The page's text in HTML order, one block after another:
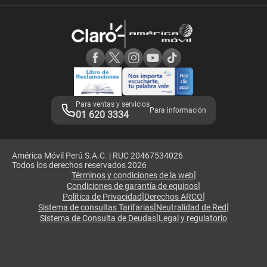
Consulta de IMEI
Consulta de reclamos
Adquirientes iPhone 6, 6S y SE
Mensaje de Seguridad
Términos y Condiciones de Tienda Claro
Libro de Reclamaciones
Legales de marketplace
Para ventas y servicios
01 620 3334 Para información
América Móvil Perú S.A.C. | RUC 20467534026
Todos los derechos reservados 2026
Términos y condiciones de la web|
Condiciones de garantía de equipos|
Política de Privacidad|Derechos ARCO|
Sistema de consultas Tarifarias|Neutralidad de Red|
Sistema de Consulta de Deudas|Legal y regulatorio